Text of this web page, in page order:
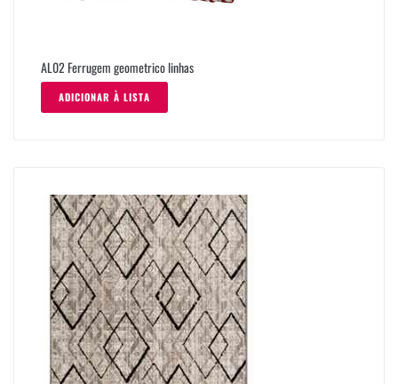
AL02 Ferrugem geometrico linhas
ADICIONAR À LISTA